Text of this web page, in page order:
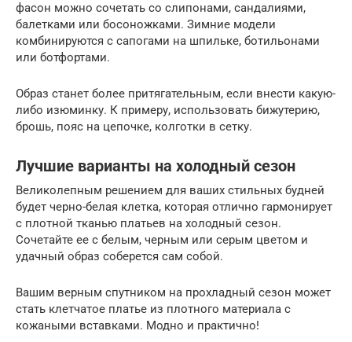
фасон можно сочетать со слипонами, сандалиями,
балетками или босоножками. Зимние модели
комбинируются с сапогами на шпильке, ботильонами
или ботфортами.
Образ станет более притягательным, если внести какую-
либо изюминку. К примеру, использовать бижутерию,
брошь, пояс на цепочке, колготки в сетку.
Лучшие варианты на холодный сезон
Великолепным решением для ваших стильных будней
будет черно-белая клетка, которая отлично гармонирует
с плотной тканью платьев на холодный сезон.
Сочетайте ее с белым, черным или серым цветом и
удачный образ соберется сам собой.
Вашим верным спутником на прохладный сезон может
стать клетчатое платье из плотного материала с
кожаными вставками. Модно и практично!